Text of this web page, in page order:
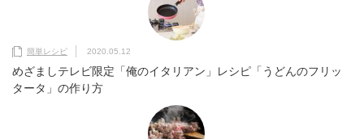
簡単レシピ 2020.05.12
めざましテレビ限定「俺のイタリアン」レシピ「うどんのフリッ
タータ」の作り方